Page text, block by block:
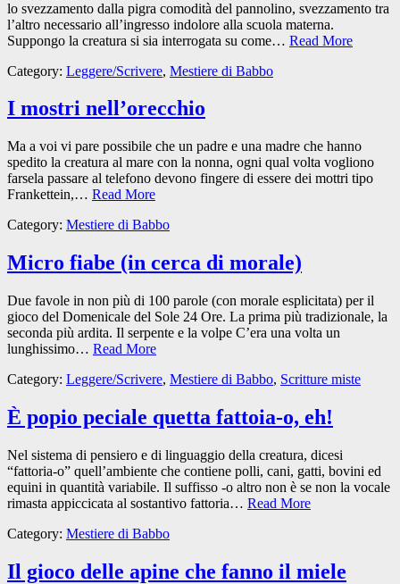
lo svezzamento dalla pigra comodità del pannolino, svezzamento tra
l’altro necessario all’ingresso indolore alla scuola materna.
Suppongo la creatura si sia interrogata su come… Read More
Category: Leggere/Scrivere, Mestiere di Babbo
I mostri nell’orecchio
Ma a voi vi pare possibile che un padre e una madre che hanno
spedito la creatura al mare con la nonna, ogni qual volta vogliono
farsela passare al telefono devono fingere di essere dei mottri tipo
Frankettein,… Read More
Category: Mestiere di Babbo
Micro fiabe (in cerca di morale)
Due favole in non più di 100 parole (con morale esplicitata) per il
gioco del Domenicale del Sole 24 Ore. La prima più tradizionale, la
seconda più ardita. Il serpente e la volpe C’era una volta un
lunghissimo… Read More
Category: Leggere/Scrivere, Mestiere di Babbo, Scritture miste
È popio peciale quetta fattoia-o, eh!
Nel sistema di pensiero e di linguaggio della creatura, dicesi
“fattoria-o” quell’ambiente che contiene polli, cani, gatti, bovini ed
equini in quantità variabile. Il suffisso -o altro non è se non la vocale
rimasta appiccicata al sostantivo fattoria… Read More
Category: Mestiere di Babbo
Il gioco delle apine che fanno il miele